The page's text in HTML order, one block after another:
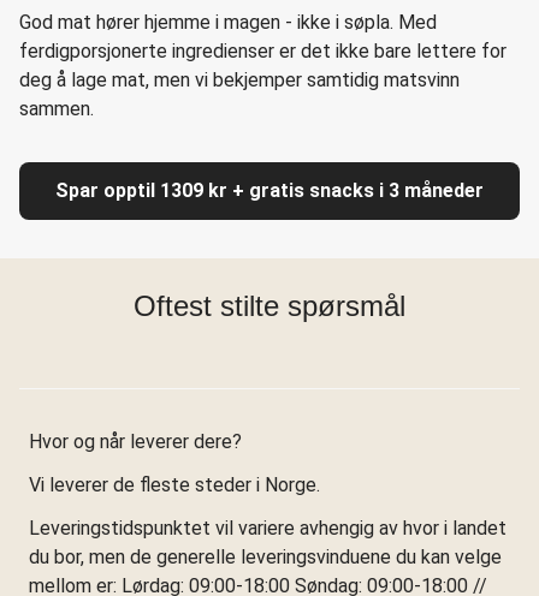
God mat hører hjemme i magen - ikke i søpla. Med
ferdigporsjonerte ingredienser er det ikke bare lettere for
deg å lage mat, men vi bekjemper samtidig matsvinn
sammen.
Spar opptil 1309 kr + gratis snacks i 3 måneder
Oftest stilte spørsmål
Hvor og når leverer dere?
Vi leverer de fleste steder i Norge.
Leveringstidspunktet vil variere avhengig av hvor i landet
du bor, men de generelle leveringsvinduene du kan velge
mellom er: Lørdag: 09:00-18:00 Søndag: 09:00-18:00 //